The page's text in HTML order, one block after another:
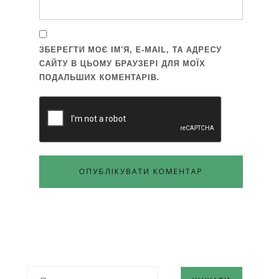
ЗБЕРЕГТИ МОЄ ІМ'Я, E-MAIL, ТА АДРЕСУ
САЙТУ В ЦЬОМУ БРАУЗЕРІ ДЛЯ МОЇХ
ПОДАЛЬШИХ КОМЕНТАРІВ.